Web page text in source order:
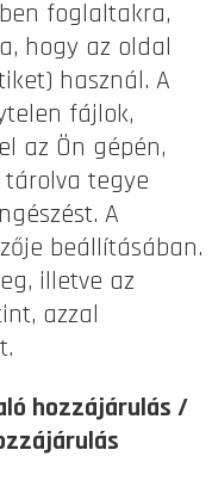
foglaltakra,
hogy az oldal
használ. A
fájlok,
az Ön gépén,
tegye
A
beállításában.
illetve az
azzal
hozzájárulás /